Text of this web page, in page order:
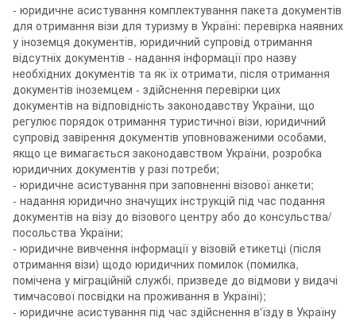
- юридичне асистування комплектування пакета документів
для отримання візи для туризму в Україні: перевірка наявних
у іноземця документів, юридичний супровід отримання
відсутніх документів - надання інформації про назву
необхідних документів та як їх отримати, після отримання
документів іноземцем - здійснення перевірки цих
документів на відповідність законодавству України, що
регулює порядок отримання туристичної візи, юридичний
супровід завірення документів уповноваженими особами,
якщо це вимагається законодавством України, розробка
юридичних документів у разі потреби;
- юридичне асистування при заповненні візової анкети;
- надання юридично значущих інструкцій під час подання
документів на візу до візового центру або до консульства/
посольства України;
- юридичне вивчення інформації у візовій етикетці (після
отримання візи) щодо юридичних помилок (помилка,
помічена у міграційній службі, призведе до відмови у видачі
тимчасової посвідки на проживання в Україні);
- юридичне асистування під час здійснення в'їзду в Україну